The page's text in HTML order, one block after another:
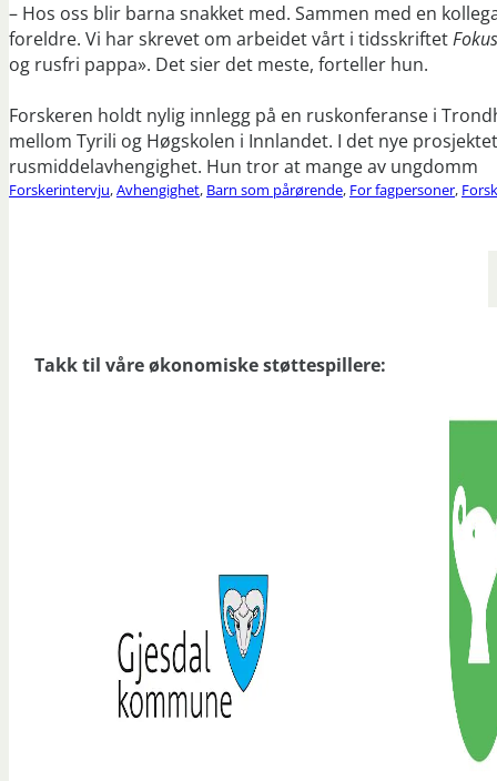
– Hos oss blir barna snakket med. Sammen med en
foreldre. Vi har skrevet om arbeidet vårt i tidsskriftet
og rusfri pappa». Det sier det meste, forteller hun.
Forskeren holdt nylig innlegg på en ruskonferanse i
mellom Tyrili og Høgskolen i Innlandet. I det nye
rusmiddelavhengighet. Hun tror at mange av ungdomm
Forskerintervju,Avhengighet, Barn som pårørende, For fagpersoner,
Takk til våre økonomiske støttespillere: